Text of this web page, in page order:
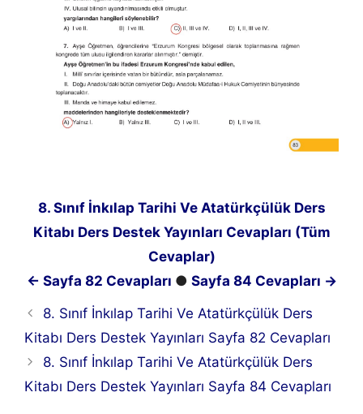
8. Sınıf İnkılap Tarihi Ve Atatürkçülük Ders
Kitabı Ders Destek Yayınları Cevapları (Tüm
Cevaplar)
← Sayfa 82 Cevapları ● Sayfa 84 Cevapları →
8. Sınıf İnkılap Tarihi Ve Atatürkçülük Ders
Kitabı Ders Destek Yayınları Sayfa 82 Cevapları
8. Sınıf İnkılap Tarihi Ve Atatürkçülük Ders
Kitabı Ders Destek Yayınları Sayfa 84 Cevapları